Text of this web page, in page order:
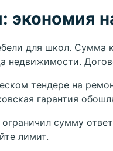
экономия
для школ. Сумма
недвижимости.
тендере на
гарантия
сумму
лимит.